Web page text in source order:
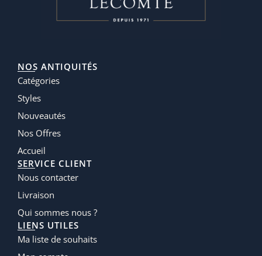
NOS ANTIQUITÉS
Catégories
Styles
Nouveautés
Nos Offres
Accueil
SERVICE CLIENT
Nous contacter
Livraison
Qui sommes nous ?
LIENS UTILES
Ma liste de souhaits